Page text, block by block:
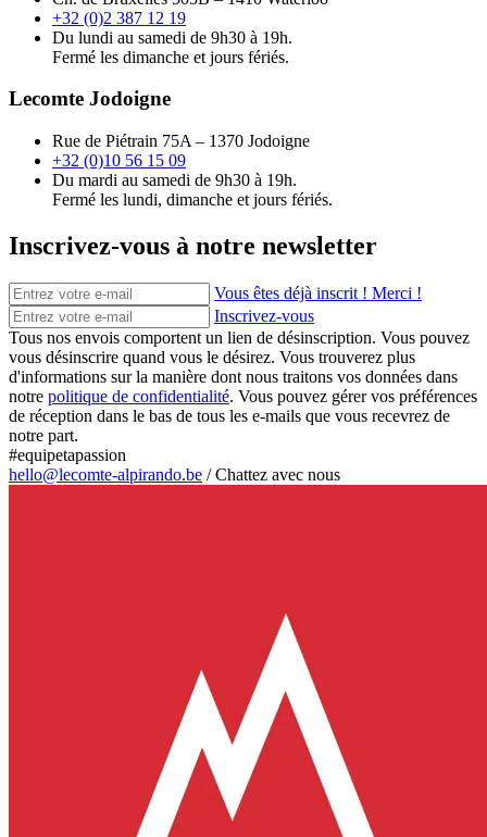
+32 (0)2 387 12 19
Du lundi au samedi de 9h30 à 19h.
Fermé les dimanche et jours fériés.
Lecomte Jodoigne
Rue de Piétrain 75A – 1370 Jodoigne
+32 (0)10 56 15 09
Du mardi au samedi de 9h30 à 19h.
Fermé les lundi, dimanche et jours fériés.
Inscrivez-vous à notre newsletter
Vous êtes déjà inscrit ! Merci !
Inscrivez-vous
Tous nos envois comportent un lien de désinscription. Vous pouvez
vous désinscrire quand vous le désirez. Vous trouverez plus
d'informations sur la manière dont nous traitons vos données dans
notre politique de confidentialité. Vous pouvez gérer vos préférences
de réception dans le bas de tous les e-mails que vous recevrez de
notre part.
#equipetapassion
hello@lecomte-alpirando.be /Chattez avec nous